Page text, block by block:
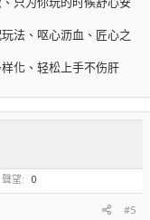
法、呕心沥血、匠心之
化、轻松上手不伤肝
聲望 0
#5